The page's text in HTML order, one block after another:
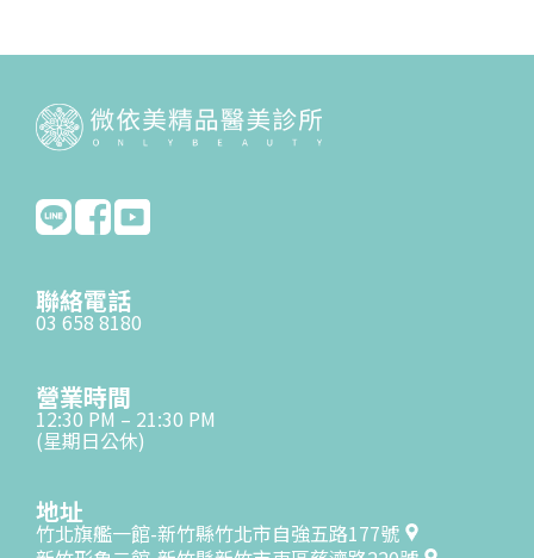
聯絡電話
03 658 8180
營業時間
12:30 PM – 21:30 PM
(星期日公休)
地址
竹北旗艦一館-新竹縣竹北市自強五路177號